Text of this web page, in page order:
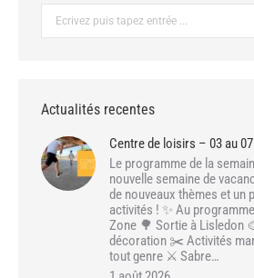
Actualités recentes
Centre de loisirs – 03 au
Le programme de la
nouvelle semaine de
de nouveaux thèmes et un
activités ! ✨ Au
Zone 🌳 Sortie à Lisledon
décoration ✂️ Activités
tout genre ⚔️ Sabre…